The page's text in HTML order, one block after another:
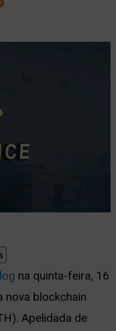
na quinta-feira, 16
nova blockchain
Apelidada de